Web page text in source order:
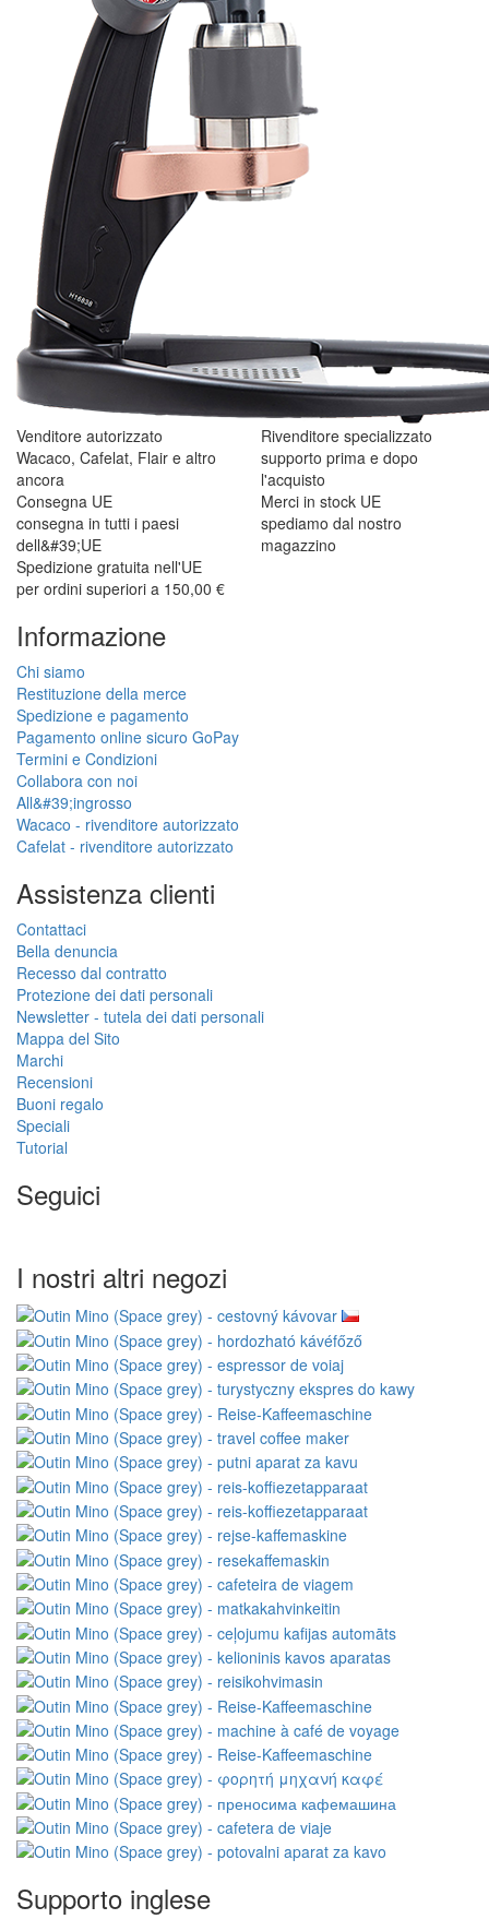
Venditore autorizzato
Wacaco, Cafelat, Flair e altro
ancora
Rivenditore specializzato
supporto prima e dopo
l'acquisto
Consegna UE
consegna in tutti i paesi
dell&#39;UE
Merci in stock UE
spediamo dal nostro
magazzino
Spedizione gratuita nell'UE
per ordini superiori a 150,00 €
Informazione
Chi siamo
Restituzione della merce
Spedizione e pagamento
Pagamento online sicuro GoPay
Termini e Condizioni
Collabora con noi
All&#39;ingrosso
Wacaco - rivenditore autorizzato
Cafelat - rivenditore autorizzato
Assistenza clienti
Contattaci
Bella denuncia
Recesso dal contratto
Protezione dei dati personali
Newsletter - tutela dei dati personali
Mappa del Sito
Marchi
Recensioni
Buoni regalo
Speciali
Tutorial
Seguici
I nostri altri negozi
Supporto inglese